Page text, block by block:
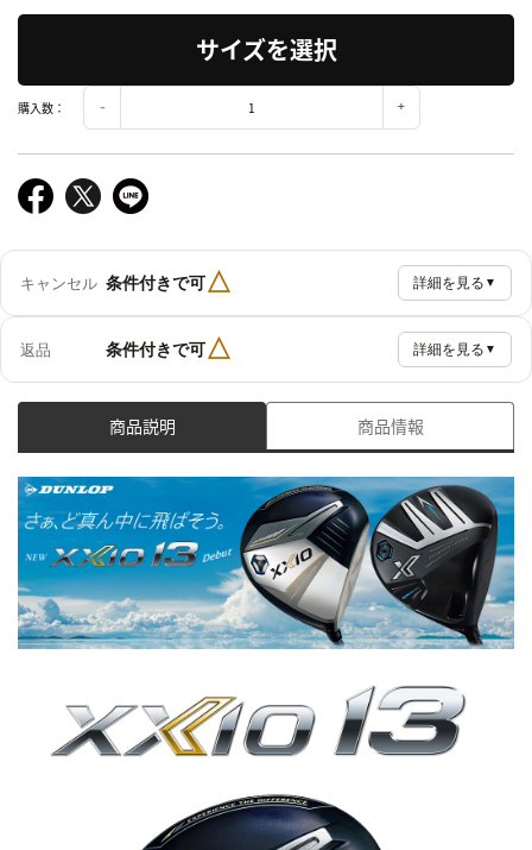
サイズを選択
購入数：
キャンセル 条件付きで可△ 詳細を見る ▼
返品 条件付きで可△ 詳細を見る ▼
商品説明 商品情報